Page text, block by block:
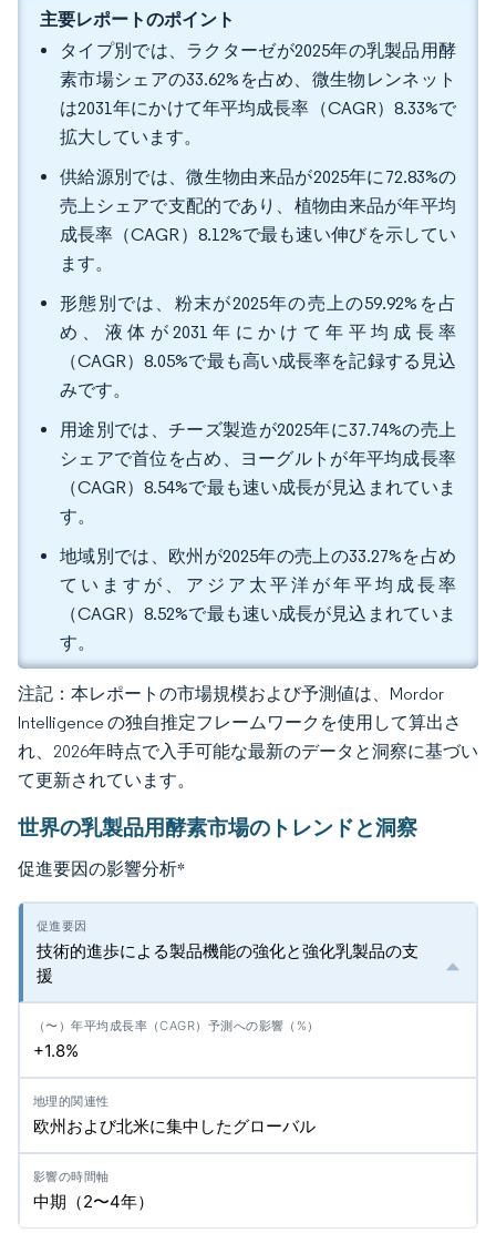
主要レポートのポイント
タイプ別では、ラクターゼが2025年の乳製品用酵
素市場シェアの33.62%を占め、微生物レンネット
は2031年にかけて年平均成長率（CAGR）8.33%で
拡大しています。
供給源別では、微生物由来品が2025年に72.83%の
売上シェアで支配的であり、植物由来品が年平均
成長率（CAGR）8.12%で最も速い伸びを示してい
ます。
形態別では、粉末が2025年の売上の59.92%を占
め、液体が2031年にかけて年平均成長率
（CAGR）8.05%で最も高い成長率を記録する見込
みです。
用途別では、チーズ製造が2025年に37.74%の売上
シェアで首位を占め、ヨーグルトが年平均成長率
（CAGR）8.54%で最も速い成長が見込まれていま
す。
地域別では、欧州が2025年の売上の33.27%を占め
ていますが、アジア太平洋が年平均成長率
（CAGR）8.52%で最も速い成長が見込まれていま
す。
注記：本レポートの市場規模および予測値は、Mordor
Intelligence の独自推定フレームワークを使用して算出さ
れ、2026年時点で入手可能な最新のデータと洞察に基づい
て更新されています。
世界の乳製品用酵素市場のトレンドと洞察
促進要因の影響分析*
技術的進歩による製品機能の強化と強化乳製品の支
援
+1.8%
欧州および北米に集中したグローバル
中期（2〜4年）